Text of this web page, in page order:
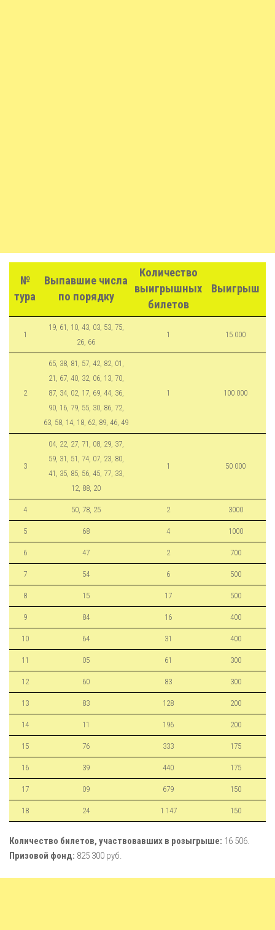
№
тура
Выпавшие числа
по порядку
Количество
выигрышных
билетов
Выигрыш
1
19, 61, 10, 43, 03, 53, 75,
26, 66
1 15 000
2
65, 38, 81, 57, 42, 82, 01,
21, 67, 40, 32, 06, 13, 70,
87, 34, 02, 17, 69, 44, 36,
90, 16, 79, 55, 30, 86, 72,
63, 58, 14, 18, 62, 89, 46, 49
1 100 000
3
04, 22, 27, 71, 08, 29, 37,
59, 31, 51, 74, 07, 23, 80,
41, 35, 85, 56, 45, 77, 33,
12, 88, 20
1 50 000
4 50, 78, 25 2 3000
5 68 4 1000
6 47 2 700
7 54 6 500
8 15 17 500
9 84 16 400
10 64 31 400
11 05 61 300
12 60 83 300
13 83 128 200
14 11 196 200
15 76 333 175
16 39 440 175
17 09 679 150
18 24 1 147 150
Количество билетов, участвовавших в розыгрыше: 16 506.
Призовой фонд: 825 300 руб.